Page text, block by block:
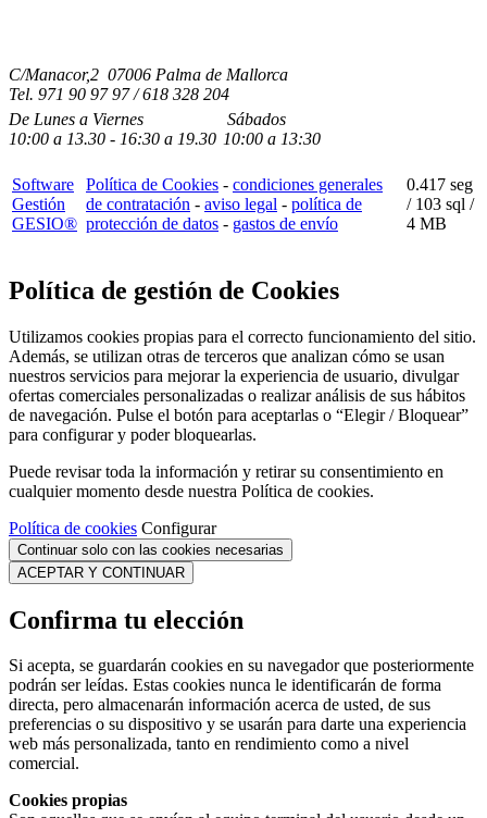
C/Manacor,2 07006 Palma de Mallorca
Tel. 971 90 97 97 / 618 328 204
De Lunes a Viernes
10:00 a 13.30 - 16:30 a 19.30
Sábados
10:00 a 13:30
Software
Gestión
GESIO®
Política de Cookies - condiciones generales
de contratación - aviso legal - política de
protección de datos - gastos de envío
0.417 seg
/ 103 sql /
4 MB
Política de gestión de Cookies
Utilizamos cookies propias para el correcto funcionamiento del sitio.
Además, se utilizan otras de terceros que analizan cómo se usan
nuestros servicios para mejorar la experiencia de usuario, divulgar
ofertas comerciales personalizadas o realizar análisis de sus hábitos
de navegación. Pulse el botón para aceptarlas o “Elegir / Bloquear”
para configurar y poder bloquearlas.
Puede revisar toda la información y retirar su consentimiento en
cualquier momento desde nuestra Política de cookies.
Política de cookies Configurar
Continuar solo con las cookies necesarias
ACEPTAR Y CONTINUAR
Confirma tu elección
Si acepta, se guardarán cookies en su navegador que posteriormente
podrán ser leídas. Estas cookies nunca le identificarán de forma
directa, pero almacenarán información acerca de usted, de sus
preferencias o su dispositivo y se usarán para darte una experiencia
web más personalizada, tanto en rendimiento como a nivel
comercial.
Cookies propias